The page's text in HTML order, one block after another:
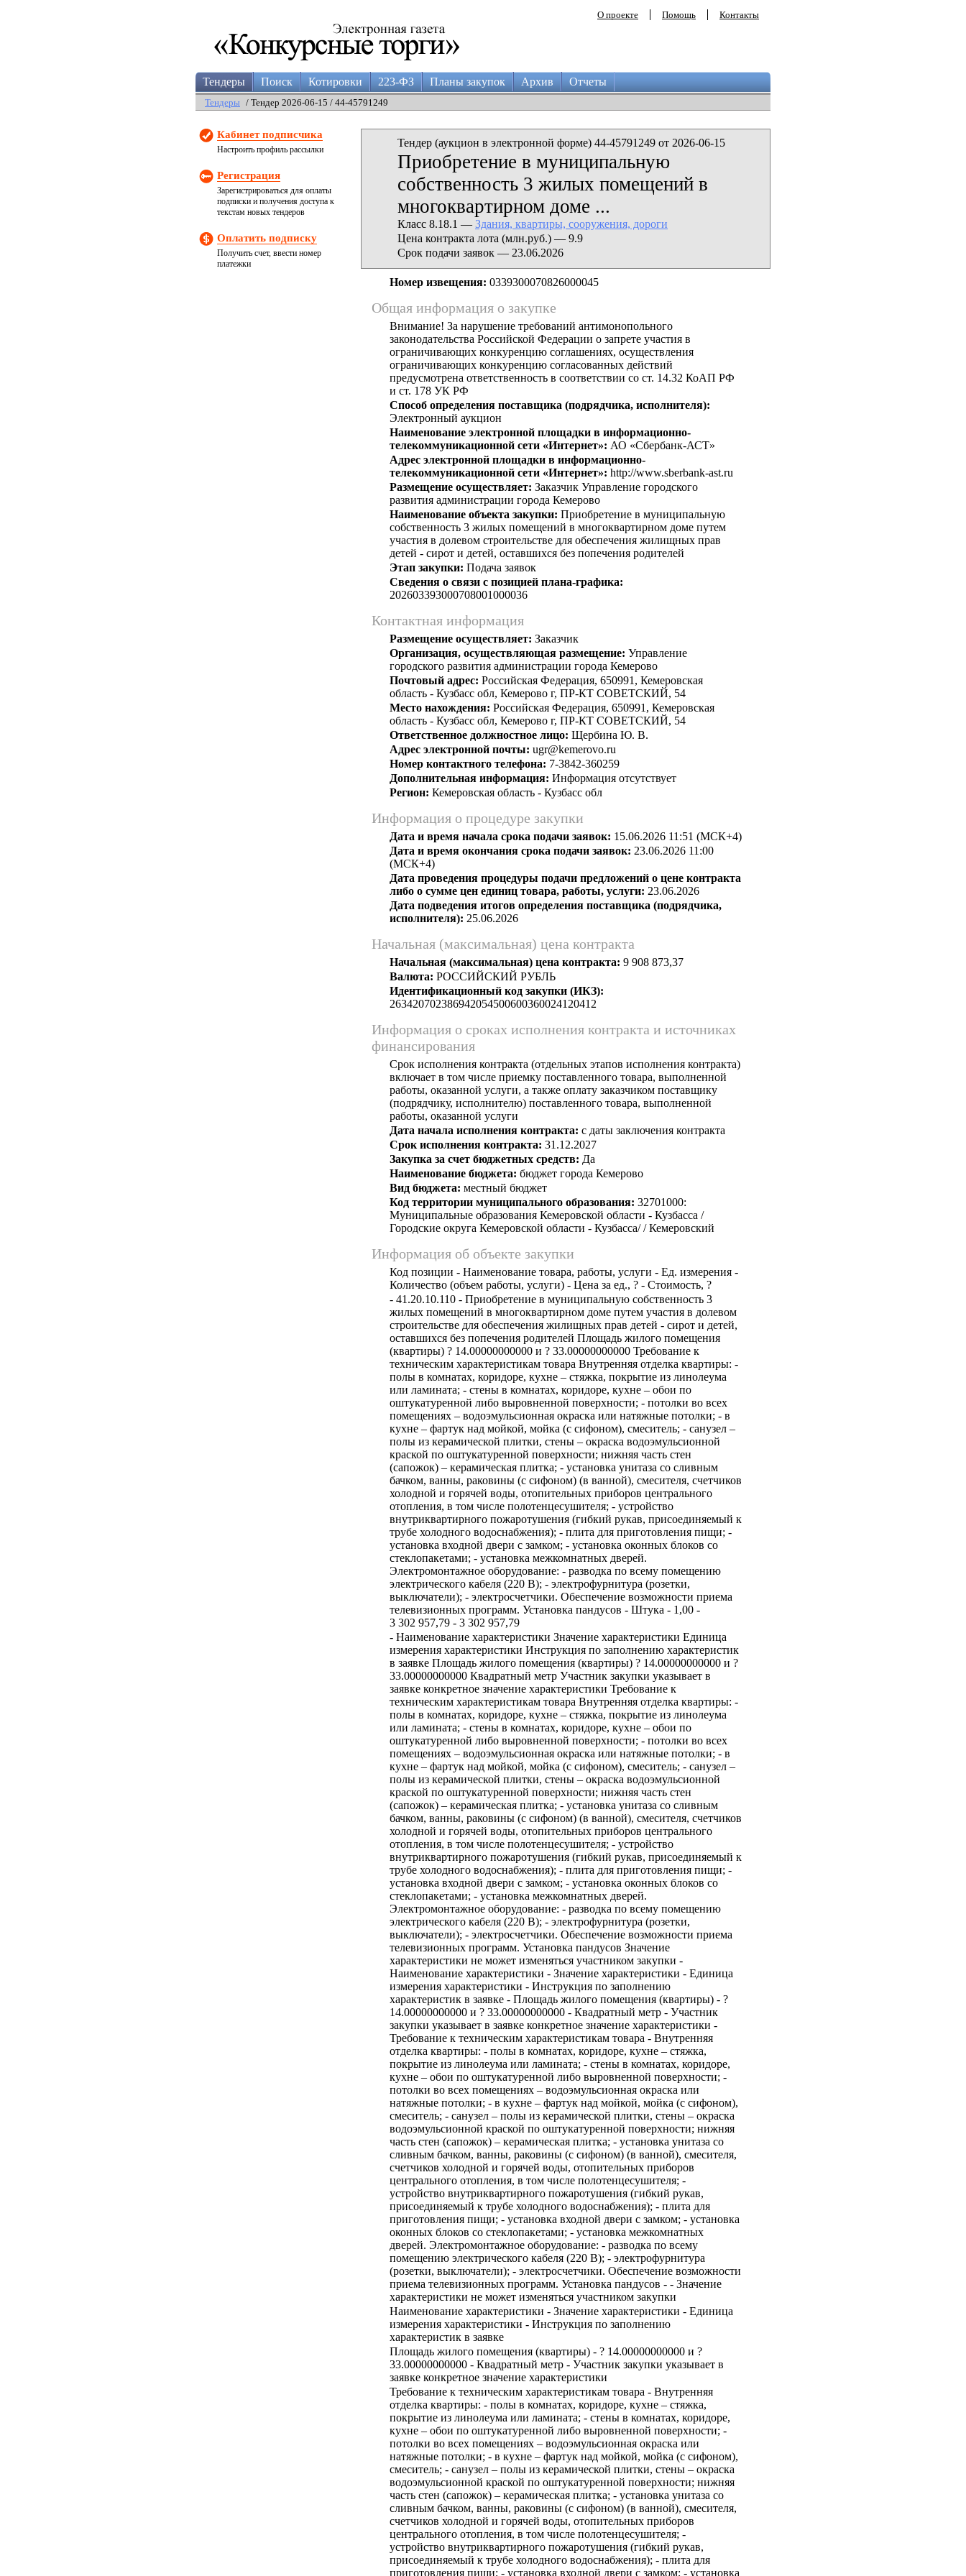
О проекте Помощь Контакты
Тендеры Поиск Котировки 223-ФЗ Планы закупок Архив Отчеты
Тендеры / Тендер 2026-06-15 / 44-45791249
Кабинет подписчика
Настроить профиль рассылки
Регистрация
Зарегистрироваться для оплаты
подписки и получения доступа к
текстам новых тендеров
Оплатить подписку
Получить счет, ввести номер
платежки
Тендер (аукцион в электронной форме) 44-45791249 от 2026-06-15
Приобретение в муниципальную
собственность 3 жилых помещений в
многоквартирном доме ...
Класс 8.18.1 — Здания, квартиры, сооружения, дороги
Цена контракта лота (млн.руб.) — 9.9
Срок подачи заявок — 23.06.2026
Номер извещения: 0339300070826000045
Общая информация о закупке
Внимание! За нарушение требований антимонопольного
законодательства Российской Федерации о запрете участия в
ограничивающих конкуренцию соглашениях, осуществления
ограничивающих конкуренцию согласованных действий
предусмотрена ответственность в соответствии со ст. 14.32 КоАП РФ
и ст. 178 УК РФ
Способ определения поставщика (подрядчика, исполнителя):
Электронный аукцион
Наименование электронной площадки в информационно-
телекоммуникационной сети «Интернет»: АО «Сбербанк-АСТ»
Адрес электронной площадки в информационно-
телекоммуникационной сети «Интернет»: http://www.sberbank-ast.ru
Размещение осуществляет: Заказчик Управление городского
развития администрации города Кемерово
Наименование объекта закупки: Приобретение в муниципальную
собственность 3 жилых помещений в многоквартирном доме путем
участия в долевом строительстве для обеспечения жилищных прав
детей - сирот и детей, оставшихся без попечения родителей
Этап закупки: Подача заявок
Сведения о связи с позицией плана-графика:
202603393000708001000036
Контактная информация
Размещение осуществляет: Заказчик
Организация, осуществляющая размещение: Управление
городского развития администрации города Кемерово
Почтовый адрес: Российская Федерация, 650991, Кемеровская
область - Кузбасс обл, Кемерово г, ПР-КТ СОВЕТСКИЙ, 54
Место нахождения: Российская Федерация, 650991, Кемеровская
область - Кузбасс обл, Кемерово г, ПР-КТ СОВЕТСКИЙ, 54
Ответственное должностное лицо: Щербина Ю. В.
Адрес электронной почты: ugr@kemerovo.ru
Номер контактного телефона: 7-3842-360259
Дополнительная информация: Информация отсутствует
Регион: Кемеровская область - Кузбасс обл
Информация о процедуре закупки
Дата и время начала срока подачи заявок: 15.06.2026 11:51 (МСК+4)
Дата и время окончания срока подачи заявок: 23.06.2026 11:00
(МСК+4)
Дата проведения процедуры подачи предложений о цене контракта
либо о сумме цен единиц товара, работы, услуги: 23.06.2026
Дата подведения итогов определения поставщика (подрядчика,
исполнителя): 25.06.2026
Начальная (максимальная) цена контракта
Начальная (максимальная) цена контракта: 9 908 873,37
Валюта: РОССИЙСКИЙ РУБЛЬ
Идентификационный код закупки (ИКЗ):
263420702386942054500600360024120412
Информация о сроках исполнения контракта и источниках
финансирования
Срок исполнения контракта (отдельных этапов исполнения контракта)
включает в том числе приемку поставленного товара, выполненной
работы, оказанной услуги, а также оплату заказчиком поставщику
(подрядчику, исполнителю) поставленного товара, выполненной
работы, оказанной услуги
Дата начала исполнения контракта: с даты заключения контракта
Срок исполнения контракта: 31.12.2027
Закупка за счет бюджетных средств: Да
Наименование бюджета: бюджет города Кемерово
Вид бюджета: местный бюджет
Код территории муниципального образования: 32701000:
Муниципальные образования Кемеровской области - Кузбасса /
Городские округа Кемеровской области - Кузбасса/ / Кемеровский
Информация об объекте закупки
Код позиции - Наименование товара, работы, услуги - Ед. измерения -
Количество (объем работы, услуги) - Цена за ед., ? - Стоимость, ?
- 41.20.10.110 - Приобретение в муниципальную собственность 3
жилых помещений в многоквартирном доме путем участия в долевом
строительстве для обеспечения жилищных прав детей - сирот и детей,
оставшихся без попечения родителей Площадь жилого помещения
(квартиры) ? 14.00000000000 и ? 33.00000000000 Требование к
техническим характеристикам товара Внутренняя отделка квартиры: -
полы в комнатах, коридоре, кухне – стяжка, покрытие из линолеума
или ламината; - стены в комнатах, коридоре, кухне – обои по
оштукатуренной либо выровненной поверхности; - потолки во всех
помещениях – водоэмульсионная окраска или натяжные потолки; - в
кухне – фартук над мойкой, мойка (с сифоном), смеситель; - санузел –
полы из керамической плитки, стены – окраска водоэмульсионной
краской по оштукатуренной поверхности; нижняя часть стен
(сапожок) – керамическая плитка; - установка унитаза со сливным
бачком, ванны, раковины (с сифоном) (в ванной), смесителя, счетчиков
холодной и горячей воды, отопительных приборов центрального
отопления, в том числе полотенцесушителя; - устройство
внутриквартирного пожаротушения (гибкий рукав, присоединяемый к
трубе холодного водоснабжения); - плита для приготовления пищи; -
установка входной двери с замком; - установка оконных блоков со
стеклопакетами; - установка межкомнатных дверей.
Электромонтажное оборудование: - разводка по всему помещению
электрического кабеля (220 В); - электрофурнитура (розетки,
выключатели); - электросчетчики. Обеспечение возможности приема
телевизионных программ. Установка пандусов - Штука - 1,00 -
3 302 957,79 - 3 302 957,79
- Наименование характеристики Значение характеристики Единица
измерения характеристики Инструкция по заполнению характеристик
в заявке Площадь жилого помещения (квартиры) ? 14.00000000000 и ?
33.00000000000 Квадратный метр Участник закупки указывает в
заявке конкретное значение характеристики Требование к
техническим характеристикам товара Внутренняя отделка квартиры: -
полы в комнатах, коридоре, кухне – стяжка, покрытие из линолеума
или ламината; - стены в комнатах, коридоре, кухне – обои по
оштукатуренной либо выровненной поверхности; - потолки во всех
помещениях – водоэмульсионная окраска или натяжные потолки; - в
кухне – фартук над мойкой, мойка (с сифоном), смеситель; - санузел –
полы из керамической плитки, стены – окраска водоэмульсионной
краской по оштукатуренной поверхности; нижняя часть стен
(сапожок) – керамическая плитка; - установка унитаза со сливным
бачком, ванны, раковины (с сифоном) (в ванной), смесителя, счетчиков
холодной и горячей воды, отопительных приборов центрального
отопления, в том числе полотенцесушителя; - устройство
внутриквартирного пожаротушения (гибкий рукав, присоединяемый к
трубе холодного водоснабжения); - плита для приготовления пищи; -
установка входной двери с замком; - установка оконных блоков со
стеклопакетами; - установка межкомнатных дверей.
Электромонтажное оборудование: - разводка по всему помещению
электрического кабеля (220 В); - электрофурнитура (розетки,
выключатели); - электросчетчики. Обеспечение возможности приема
телевизионных программ. Установка пандусов Значение
характеристики не может изменяться участником закупки -
Наименование характеристики - Значение характеристики - Единица
измерения характеристики - Инструкция по заполнению
характеристик в заявке - Площадь жилого помещения (квартиры) - ?
14.00000000000 и ? 33.00000000000 - Квадратный метр - Участник
закупки указывает в заявке конкретное значение характеристики -
Требование к техническим характеристикам товара - Внутренняя
отделка квартиры: - полы в комнатах, коридоре, кухне – стяжка,
покрытие из линолеума или ламината; - стены в комнатах, коридоре,
кухне – обои по оштукатуренной либо выровненной поверхности; -
потолки во всех помещениях – водоэмульсионная окраска или
натяжные потолки; - в кухне – фартук над мойкой, мойка (с сифоном),
смеситель; - санузел – полы из керамической плитки, стены – окраска
водоэмульсионной краской по оштукатуренной поверхности; нижняя
часть стен (сапожок) – керамическая плитка; - установка унитаза со
сливным бачком, ванны, раковины (с сифоном) (в ванной), смесителя,
счетчиков холодной и горячей воды, отопительных приборов
центрального отопления, в том числе полотенцесушителя; -
устройство внутриквартирного пожаротушения (гибкий рукав,
присоединяемый к трубе холодного водоснабжения); - плита для
приготовления пищи; - установка входной двери с замком; - установка
оконных блоков со стеклопакетами; - установка межкомнатных
дверей. Электромонтажное оборудование: - разводка по всему
помещению электрического кабеля (220 В); - электрофурнитура
(розетки, выключатели); - электросчетчики. Обеспечение возможности
приема телевизионных программ. Установка пандусов - - Значение
характеристики не может изменяться участником закупки
Наименование характеристики - Значение характеристики - Единица
измерения характеристики - Инструкция по заполнению
характеристик в заявке
Площадь жилого помещения (квартиры) - ? 14.00000000000 и ?
33.00000000000 - Квадратный метр - Участник закупки указывает в
заявке конкретное значение характеристики
Требование к техническим характеристикам товара - Внутренняя
отделка квартиры: - полы в комнатах, коридоре, кухне – стяжка,
покрытие из линолеума или ламината; - стены в комнатах, коридоре,
кухне – обои по оштукатуренной либо выровненной поверхности; -
потолки во всех помещениях – водоэмульсионная окраска или
натяжные потолки; - в кухне – фартук над мойкой, мойка (с сифоном),
смеситель; - санузел – полы из керамической плитки, стены – окраска
водоэмульсионной краской по оштукатуренной поверхности; нижняя
часть стен (сапожок) – керамическая плитка; - установка унитаза со
сливным бачком, ванны, раковины (с сифоном) (в ванной), смесителя,
счетчиков холодной и горячей воды, отопительных приборов
центрального отопления, в том числе полотенцесушителя; -
устройство внутриквартирного пожаротушения (гибкий рукав,
присоединяемый к трубе холодного водоснабжения); - плита для
приготовления пищи; - установка входной двери с замком; - установка